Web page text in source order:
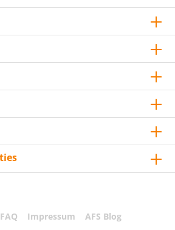
FAQ Impressum AFS Blog